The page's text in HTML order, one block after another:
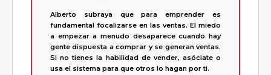
Alberto subraya que para emprender es
fundamental focalizarse en las ventas. El miedo
a empezar a menudo desaparece cuando hay
gente dispuesta a comprar y se generan ventas.
Si no tienes la habilidad de vender, asóciate o
usa el sistema para que otros lo hagan por ti.